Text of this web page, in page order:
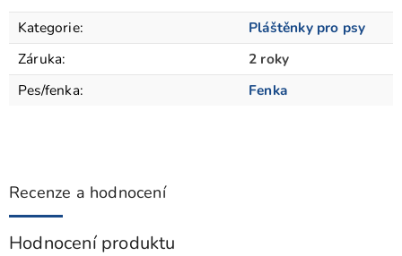
Kategorie:
Pláštěnky pro psy
Záruka:
2 roky
Pes/fenka: Fenka
Recenze a hodnocení
Hodnocení produktu